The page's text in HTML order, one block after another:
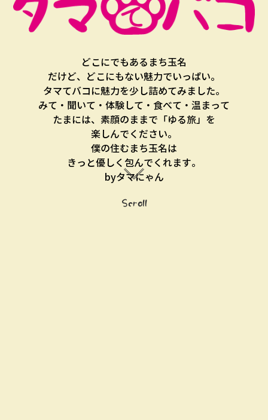
どこにでもあるまち玉名
だけど、どこにもない魅力でいっぱい。
タマてバコに魅力を少し詰めてみました。
みて・聞いて・体験して・食べて・温まって
たまには、素顔のままで「ゆる旅」を
楽しんでください。
僕の住むまち玉名は
きっと優しく包んでくれます。
byタマにゃん
Scroll